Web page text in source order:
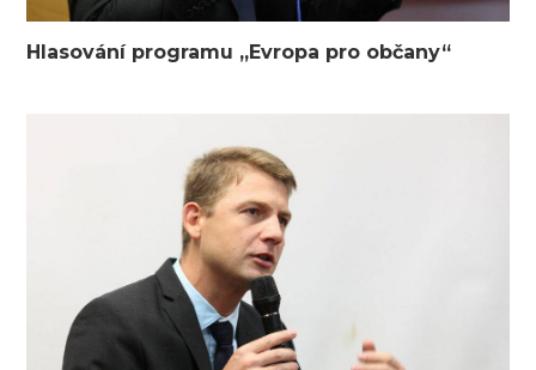
Hlasování programu „Evropa pro občany“